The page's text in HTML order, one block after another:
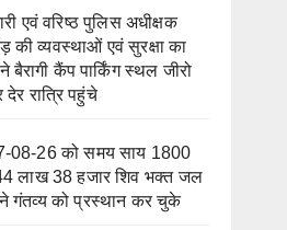
एवं वरिष्ठ पुलिस अधीक्षक
की व्यवस्थाओं एवं सुरक्षा का
बैरागी कैंप पार्किंग स्थल जीरो
देर रात्रि पहुंचे
08-26 को समय साय 1800
लाख 38 हजार शिव भक्त जल
गंतव्य को प्रस्थान कर चुके